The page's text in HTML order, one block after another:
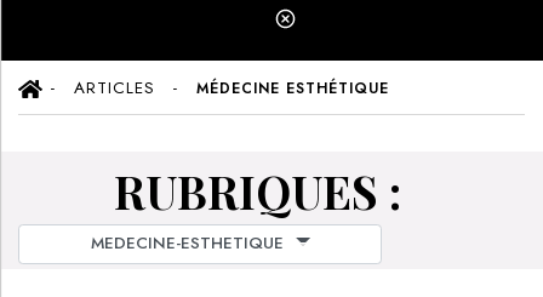
ARTICLES MÉDECINE ESTHÉTIQUE
RUBRIQUES :
MEDECINE-ESTHETIQUE